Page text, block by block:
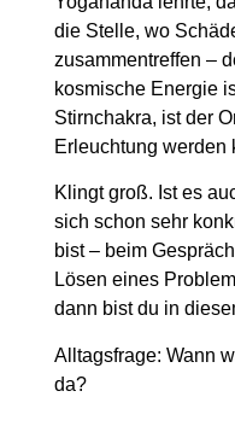
die Stelle, wo
zusammentreffen –
kosmische Energie
Stirnchakra, ist der
Erleuchtung werden
Klingt groß. Ist es
sich schon sehr
bist – beim
Lösen eines
dann bist du in
Alltagsfrage: Wann
da?